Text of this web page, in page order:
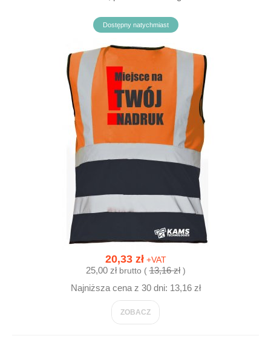
Dostępny natychmiast
20,33 zł+VAT
25,00 złbrutto (13,16 zł)
Najniższa cena z 30 dni: 13,16 zł
ZOBACZ